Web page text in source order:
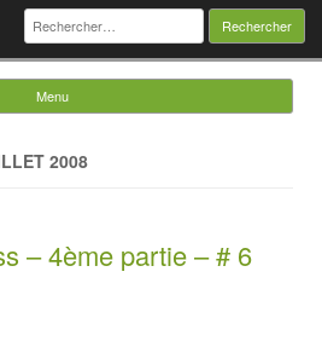
Rechercher :
Menu
2008
– 4ème partie – # 6